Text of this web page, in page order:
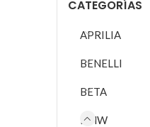
CATEGORÍAS
APRILIA
BENELLI
BETA
BMW